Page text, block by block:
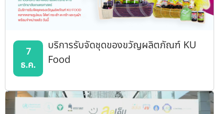
7
ธ.ค.
บริการรับจัดชุดของขวัญผลิตภัณฑ์ KU
Food